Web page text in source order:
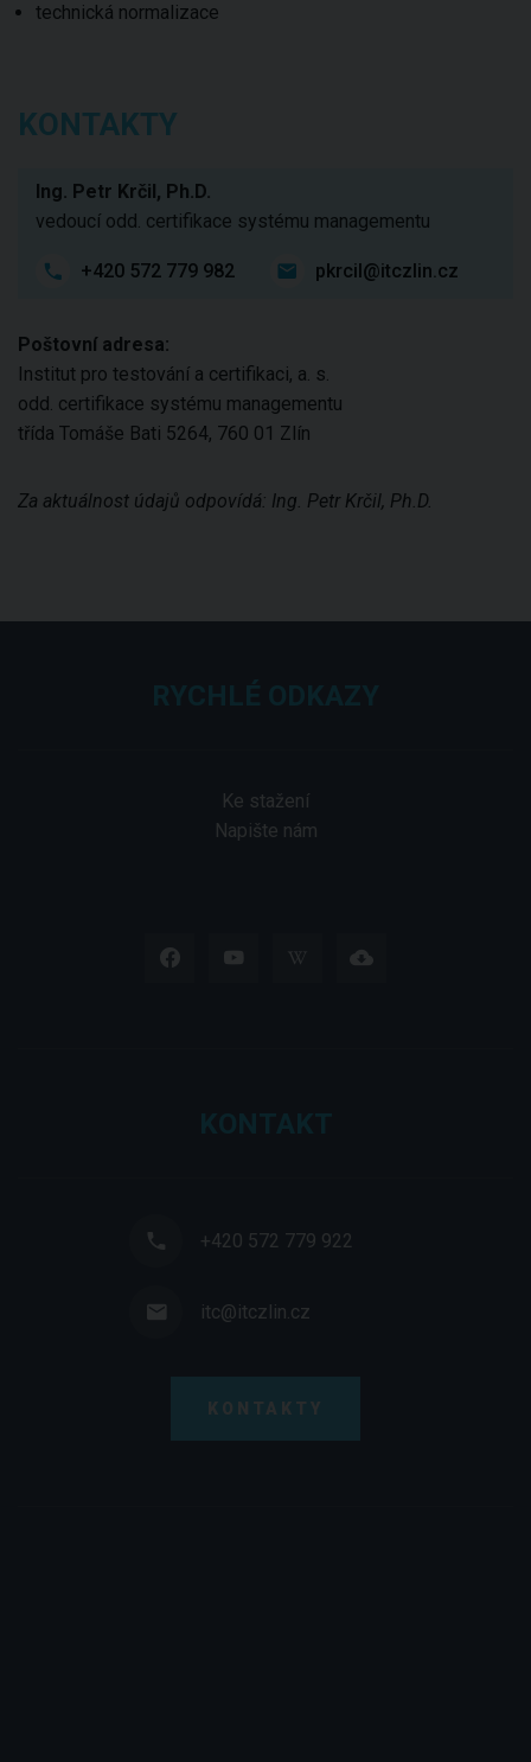
technická normalizace
KONTAKTY
Ing. Petr Krčil, Ph.D.
vedoucí odd. certifikace systému managementu
+420 572 779 982 pkrcil@itczlin.cz
Poštovní adresa:
Institut pro testování a certifikaci, a. s.
odd. certifikace systému managementu
třída Tomáše Bati 5264, 760 01 Zlín
Za aktuálnost údajů odpovídá: Ing. Petr Krčil, Ph.D.
Ke stažení
Napište nám
+420 572 779 922
itc@itczlin.cz
KONTAKTY